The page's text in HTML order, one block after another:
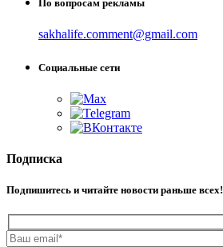
По вопросам рекламы
sakhalife.comment@gmail.com
Социальные сети
Подписка
Подпишитесь и читайте новости раньше всех!